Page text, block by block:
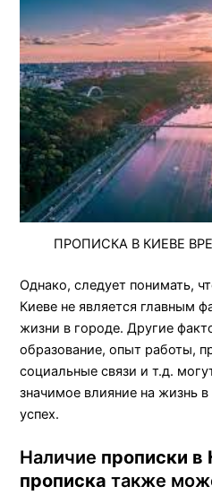
ПРОПИСКА В КИЕВЕ
Однако, следует понимать,
Киеве не является главным
жизни в городе. Другие
образование, опыт работы,
социальные связи и т.д.
значимое влияние на жизнь
успех.
Наличие прописки в
прописка также